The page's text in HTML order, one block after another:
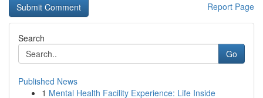
Report Page
Search
Go
Published News
1 Mental Health Facility Experience: Life Inside